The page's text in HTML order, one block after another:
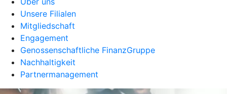
Unsere Filialen
Mitgliedschaft
Engagement
Genossenschaftliche FinanzGruppe
Nachhaltigkeit
Partnermanagement